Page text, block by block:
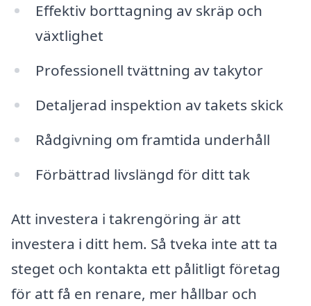
Effektiv borttagning av skräp och
växtlighet
Professionell tvättning av takytor
Detaljerad inspektion av takets skick
Rådgivning om framtida underhåll
Förbättrad livslängd för ditt tak
Att investera i takrengöring är att
investera i ditt hem. Så tveka inte att ta
steget och kontakta ett pålitligt företag
för att få en renare, mer hållbar och